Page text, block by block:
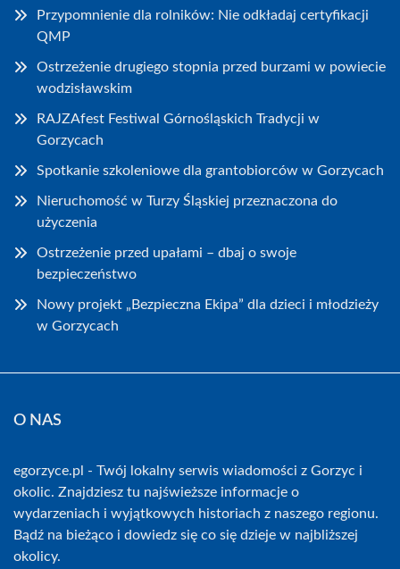
Przypomnienie dla rolników: Nie odkładaj certyfikacji
QMP
Ostrzeżenie drugiego stopnia przed burzami w powiecie
wodzisławskim
RAJZAfest Festiwal Górnośląskich Tradycji w
Gorzycach
Spotkanie szkoleniowe dla grantobiorców w Gorzycach
Nieruchomość w Turzy Śląskiej przeznaczona do
użyczenia
Ostrzeżenie przed upałami – dbaj o swoje
bezpieczeństwo
Nowy projekt „Bezpieczna Ekipa” dla dzieci i młodzieży
w Gorzycach
O NAS
egorzyce.pl - Twój lokalny serwis wiadomości z Gorzyc i
okolic. Znajdziesz tu najświeższe informacje o
wydarzeniach i wyjątkowych historiach z naszego regionu.
Bądź na bieżąco i dowiedz się co się dzieje w najbliższej
okolicy.